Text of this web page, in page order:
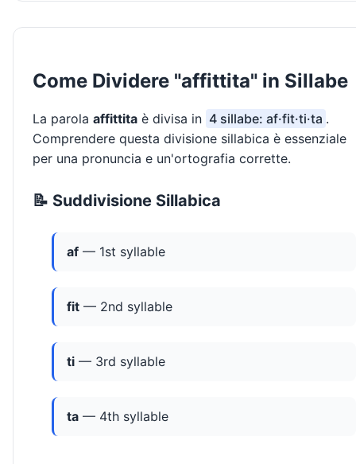
Come Dividere "affittita" in Sillabe
La parola affittita è divisa in 4 sillabe: af·fit·ti·ta .
Comprendere questa divisione sillabica è essenziale
per una pronuncia e un'ortografia corrette.
📝 Suddivisione Sillabica
af — 1st syllable
fit — 2nd syllable
ti — 3rd syllable
ta — 4th syllable